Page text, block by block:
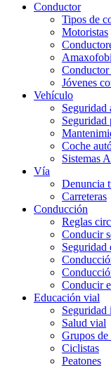
Conductor
Tipos de
Motoristas
Jóvenes
Vehículo
Seguridad
Seguridad
Coche
Sistemas
Vía
Denuncia
Carreteras
Conducción
Reglas
Conducir
Seguridad
Conducir
Educación vial
Seguridad
Salud vial
Grupos
Ciclistas
Peatones